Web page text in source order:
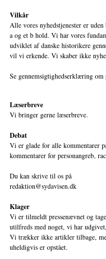
Vilkår
Alle vores nyhedstjenester er
a og et b hold. Vi har vores
udviklet af danske historikere
vil vi erkende. Vi skaber ikke
Se gennemsigtighedserklæring
Læserbreve
Vi bringer gerne læserbreve.
Debat
Vi er glade for alle kommentarer
kommentarer for personangreb,
Du kan skrive til os på
redaktion@sydavisen.dk
Klager
Vi er tilmeldt pressenævnet og
utilfreds med noget, vi har
Vi trækker ikke artikler tilbage,
uheldigvis er opstået.